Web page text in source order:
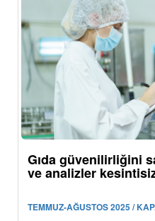
Gıda güvenilirliğini
ve analizler
TEMMUZ-AĞUSTOS 2025 /